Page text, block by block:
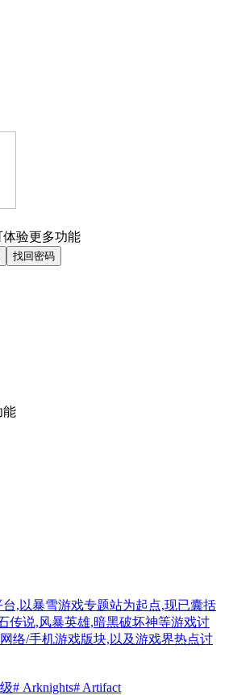
验更多功能
找回密码
能
,以暴雪游戏专题站为起点,现已囊括
传说,风暴英雄,暗黑破坏神等游戏讨
络/手机游戏版块,以及游戏界热点讨
# Arknights# Artifact